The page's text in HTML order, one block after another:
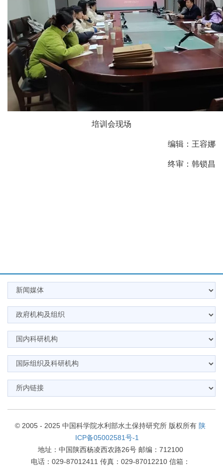
培训会现场
编辑：王容娜
终审：韩锁昌
© 2005 - 2025 中国科学院水利部水土保持研究所 版权所有 陕
ICP备05002581号-1
地址：中国陕西杨凌西农路26号 邮编：712100
电话：029-87012411 传真：029-87012210 信箱：